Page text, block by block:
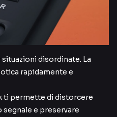
disordinate. La
rapidamente e
ti permette di distorcere
e preservare